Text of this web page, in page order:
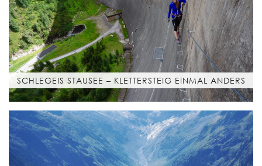
SCHLEGEIS STAUSEE – KLETTERSTEIG EINMAL ANDERS